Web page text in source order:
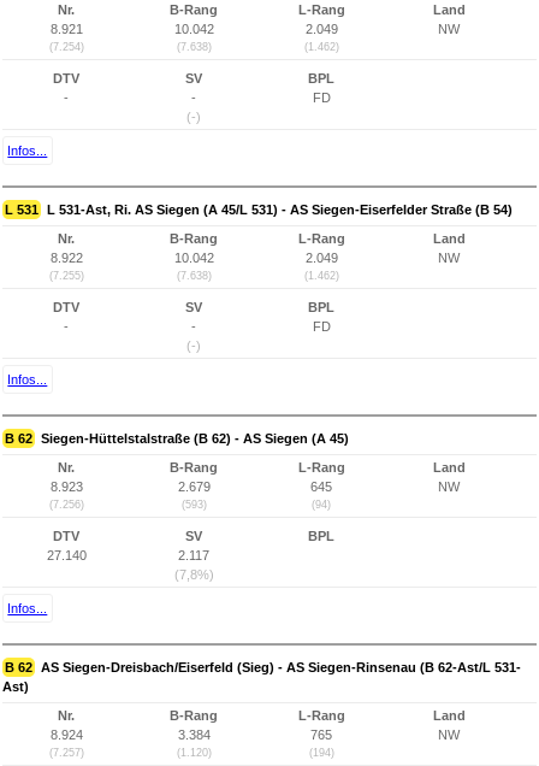
Nr.
8.921
(7.254)
B-Rang
10.042
(7.638)
L-Rang
2.049
(1.462)
Land
NW
DTV
-
SV
-
(-)
BPL
FD
Infos...
L 531 L 531-Ast, Ri. AS Siegen (A 45/L 531) - AS Siegen-Eiserfelder Straße (B 54)
Nr.
8.922
(7.255)
B-Rang
10.042
(7.638)
L-Rang
2.049
(1.462)
Land
NW
DTV
-
SV
-
(-)
BPL
FD
Infos...
B 62 Siegen-Hüttelstalstraße (B 62) - AS Siegen (A 45)
Nr.
8.923
(7.256)
B-Rang
2.679
(593)
L-Rang
645
(94)
Land
NW
DTV
27.140
SV
2.117
(7,8%)
BPL
Infos...
B 62 AS Siegen-Dreisbach/Eiserfeld (Sieg) - AS Siegen-Rinsenau (B 62-Ast/L 531-
Ast)
Nr.
8.924
(7.257)
B-Rang
3.384
(1.120)
L-Rang
765
(194)
Land
NW